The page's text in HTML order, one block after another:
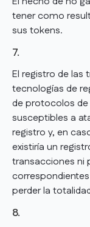
tener como
sus tokens.
7.
El registro de las
tecnologías de
de protocolos
susceptibles a
registro y, en
existiría un
transacciones ni
perder la
8.